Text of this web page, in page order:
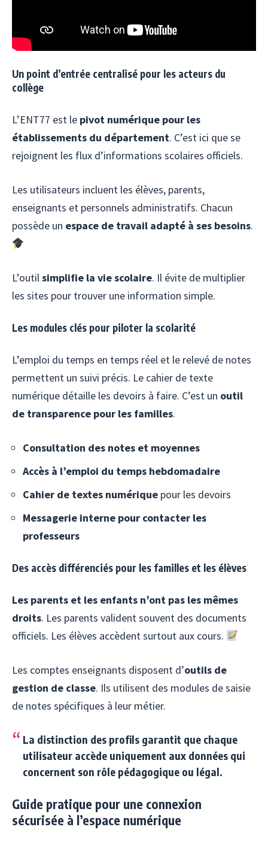
Un point d’entrée centralisé pour les acteurs du
collège
L’ENT77 est le pivot numérique pour les
établissements du département. C’est ici que se
rejoignent les flux d’informations scolaires officiels.
Les utilisateurs incluent les élèves, parents,
enseignants et personnels administratifs. Chacun
possède un espace de travail adapté à ses besoins.
L’outilsimplifie la vie scolaire. Il évite de multiplier
les sites pour trouver une information simple.
Les modules clés pour piloter la scolarité
L’emploi du temps en temps réel et le relevé de notes
permettent un suivi précis. Le cahier de texte
numérique détaille les devoirs à faire. C’est un outil
de transparence pour les familles.
Consultation des notes et moyennes
Accès à l’emploi du temps hebdomadaire
Cahier de textes numérique pour les devoirs
Messagerie interne pour contacter les
professeurs
Des accès différenciés pour les familles et les élèves
Les parents et les enfants n’ont pas les mêmes
droits. Les parents valident souvent des documents
officiels. Les élèves accèdent surtout aux cours.
Les comptes enseignants disposent d’outils de
gestion de classe. Ils utilisent des modules de saisie
de notes spécifiques à leur métier.
La distinction des profils garantit que chaque
utilisateur accède uniquement aux données qui
concernent son rôle pédagogique ou légal.
Guide pratique pour une connexion
sécurisée à l’espace numérique